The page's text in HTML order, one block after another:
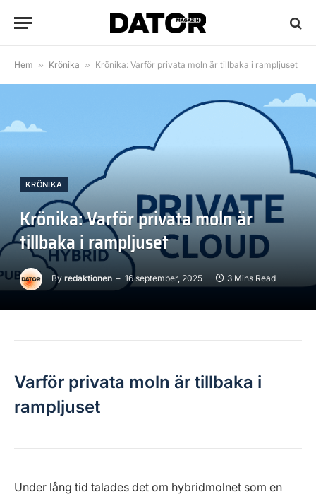
Hem » Krönika » Krönika: Varför privata moln är tillbaka i rampljuset
KRÖNIKA
Krönika: Varför privata moln är
tillbaka i rampljuset
By redaktionen 16 september, 2025 3 Mins Read
Varför privata moln är tillbaka i
rampljuset
Under lång tid talades det om hybridmolnet som en